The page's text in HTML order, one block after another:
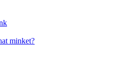
minket?